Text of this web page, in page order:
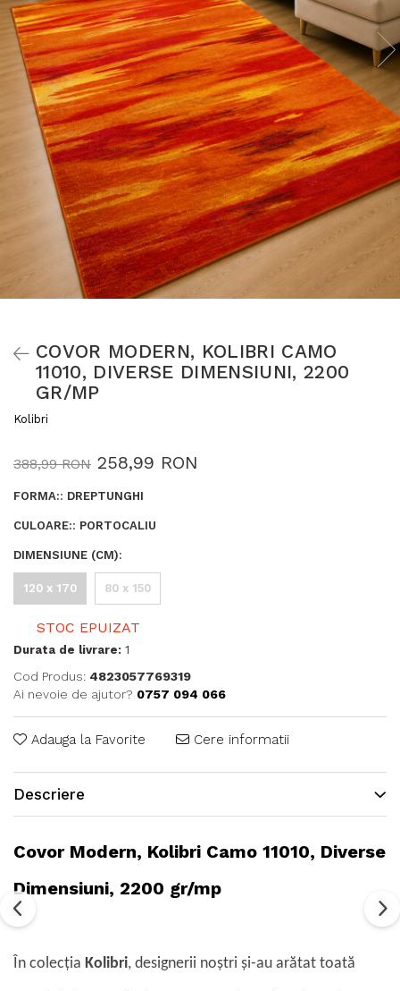
COVOR MODERN, KOLIBRI CAMO
11010, DIVERSE DIMENSIUNI, 2200
GR/MP
Kolibri
388,99 RON 258,99 RON
FORMA:: DREPTUNGHI
CULOARE:: PORTOCALIU
DIMENSIUNE (CM):
120 x 170 80 x 150
STOC EPUIZAT
Durata de livrare: 1
Cod Produs: 4823057769319
Ai nevoie de ajutor? 0757 094 066
Adauga la Favorite Cere informatii
Descriere
Covor Modern, Kolibri Camo 11010, Diverse
Dimensiuni, 2200 gr/mp
În colecția Kolibri, designerii noștri și-au arătat toată